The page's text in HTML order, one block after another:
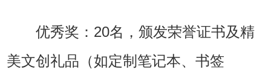
优秀奖：20名，颁发荣誉证书及精
美文创礼品（如定制笔记本、书签